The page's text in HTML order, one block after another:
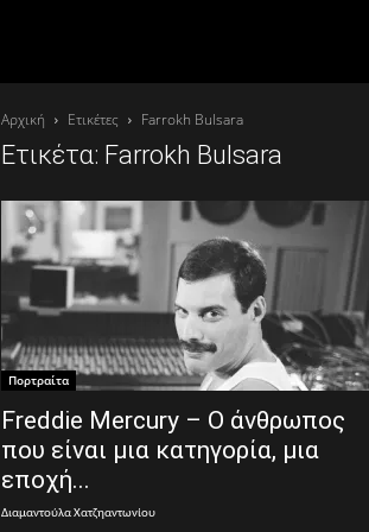
Αρχική Ετικέτες Farrokh Bulsara
Ετικέτα: Farrokh Bulsara
Πορτραίτα
Freddie Mercury – Ο άνθρωπος
που είναι μια κατηγορία, μια
εποχή...
Διαμαντούλα Χατζηαντωνίου